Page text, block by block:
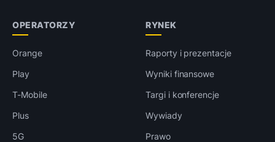
OPERATORZY
Orange
Play
T-Mobile
Plus
5G
RYNEK
Raporty i prezentacje
Wyniki finansowe
Targi i konferencje
Wywiady
Prawo